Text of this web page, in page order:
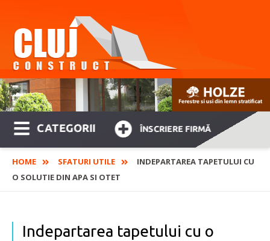
CATEGORII ÎNSCRIERE FIRMĂ
HOME SFATURI UTILE
INDEPARTAREA TAPETULUI CU
O SOLUTIE DIN APA SI OTET
Indepartarea tapetului cu o